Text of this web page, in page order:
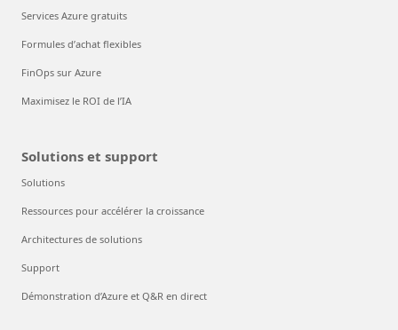
Services Azure gratuits
Formules d’achat flexibles
FinOps sur Azure
Maximisez le ROI de l’IA
Solutions et support
Solutions
Ressources pour accélérer la croissance
Architectures de solutions
Support
Démonstration d’Azure et Q&R en direct